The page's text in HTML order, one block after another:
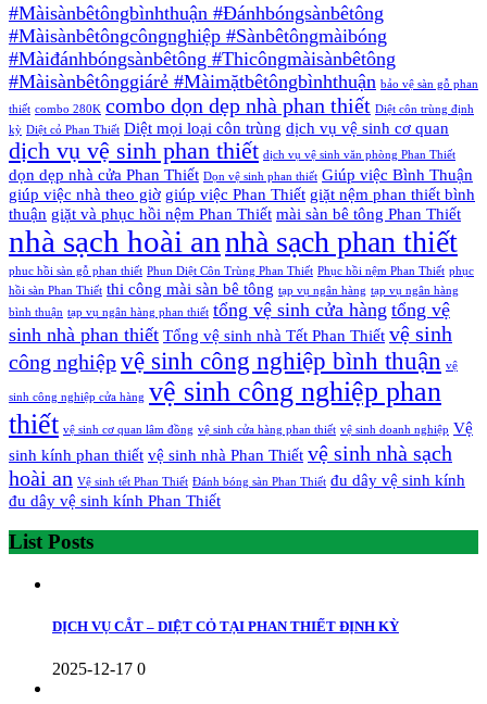
#Màisànbêtôngbìnhthuận #Đánhbóngsànbêtông
#Màisànbêtôngcôngnghiệp #Sànbêtôngmàibóng
#Màiđánhbóngsànbêtông #Thicôngmàisànbêtông
#Màisànbêtônggiárẻ #Màimặtbêtôngbìnhthuận bảo vệ sàn gỗ phan
thiết combo 280K combo dọn dẹp nhà phan thiết Diệt côn trùng định
kỳ Diệt cỏ Phan Thiết Diệt mọi loại côn trùng dịch vụ vệ sinh cơ quan
dịch vụ vệ sinh phan thiết dịch vụ vệ sinh văn phòng Phan Thiết
dọn dẹp nhà cửa Phan Thiết Dọn vệ sinh phan thiết Giúp việc Bình Thuận
giúp việc nhà theo giờ giúp việc Phan Thiết giặt nệm phan thiết bình
thuận giặt và phục hồi nệm Phan Thiết mài sàn bê tông Phan Thiết
nhà sạch hoài annhà sạch phan thiết
phuc hồi sàn gỗ phan thiết Phun Diệt Côn Trùng Phan Thiết Phục hồi nệm Phan Thiết phục
hồi sàn Phan Thiết thi công mài sàn bê tông tạp vụ ngân hàng tạp vụ ngân hàng
bình thuận tạp vụ ngân hàng phan thiết tổng vệ sinh cửa hàng tổng vệ
sinh nhà phan thiết Tổng vệ sinh nhà Tết Phan Thiết vệ sinh
công nghiệpvệ sinh công nghiệp bình thuận vệ
sinh công nghiệp cửa hàng vệ sinh công nghiệp phan
thiết vệ sinh cơ quan lâm đồng vệ sinh cửa hàng phan thiết vệ sinh doanh nghiệp Vệ
sinh kính phan thiết vệ sinh nhà Phan Thiết vệ sinh nhà sạch
hoài an Vệ sinh tết Phan Thiết Đánh bóng sàn Phan Thiết đu dây vệ sinh kính
đu dây vệ sinh kính Phan Thiết
List Posts
DỊCH VỤ CẮT – DIỆT CỎ TẠI PHAN THIẾT ĐỊNH KỲ
2025-12-17 0